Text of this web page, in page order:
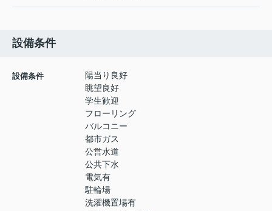
設備条件
設備条件
陽当り良好
眺望良好
学生歓迎
フローリング
バルコニー
都市ガス
公営水道
公共下水
電気有
駐輪場
洗濯機置場有